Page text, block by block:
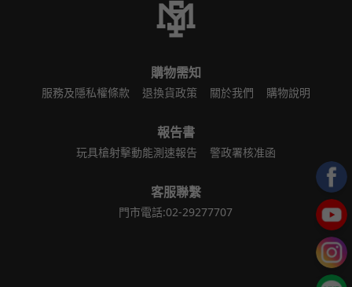
購物需知
服務及隱私權條款 退換貨政策 關於我們 購物說明
報告書
玩具槍射擊動能測速報告 警政署核准函
客服聯繫
門市電話:02-29277707